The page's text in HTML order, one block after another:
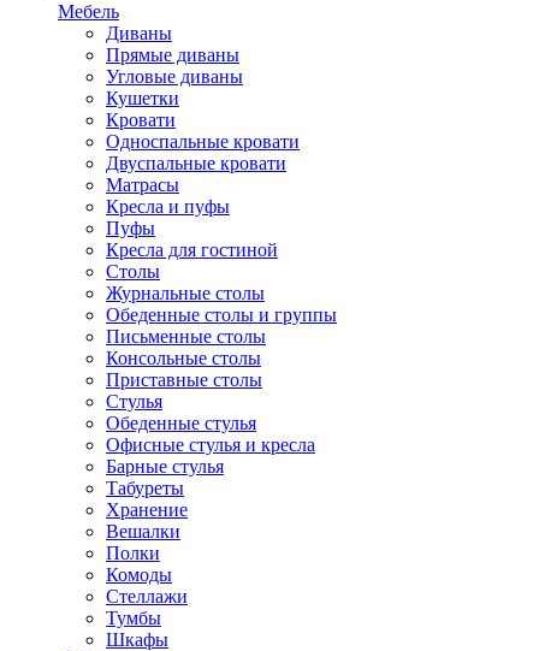
Мебель
Диваны
Прямые диваны
Угловые диваны
Кушетки
Кровати
Односпальные кровати
Двуспальные кровати
Матрасы
Кресла и пуфы
Пуфы
Кресла для гостиной
Столы
Журнальные столы
Обеденные столы и группы
Письменные столы
Консольные столы
Приставные столы
Стулья
Обеденные стулья
Офисные стулья и кресла
Барные стулья
Табуреты
Хранение
Вешалки
Полки
Комоды
Стеллажи
Тумбы
Шкафы